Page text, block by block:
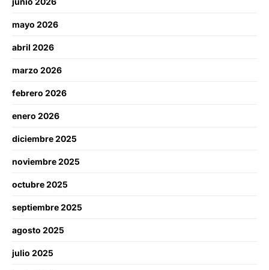
mayo 2026
abril 2026
marzo 2026
febrero 2026
enero 2026
diciembre 2025
noviembre 2025
octubre 2025
septiembre 2025
agosto 2025
julio 2025